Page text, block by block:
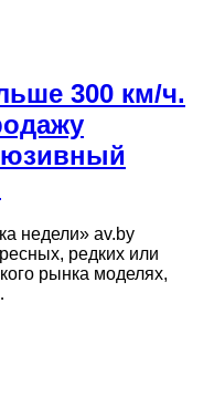
300 км/ч.
недели» av.by
редких или
рынка моделях,